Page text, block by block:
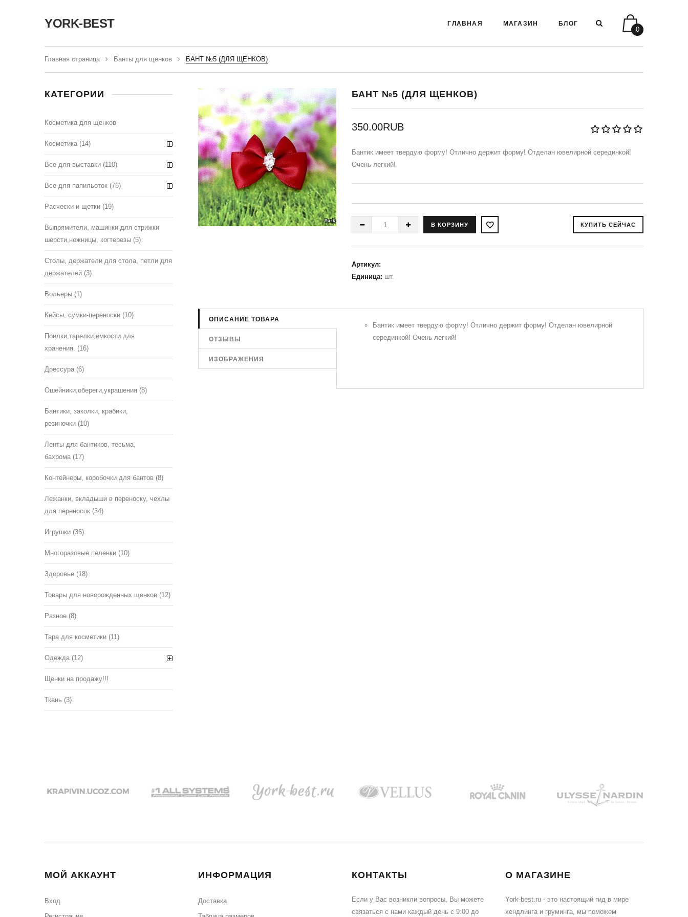
YORK-BEST 0
ГЛАВНАЯ МАГАЗИН БЛОГ
Главная страница Банты для щенков БАНТ №5 (ДЛЯ ЩЕНКОВ)
БАНТ №5 (ДЛЯ ЩЕНКОВ)
350.00RUB
Бантик имеет твердую форму! Отлично держит форму! Отделан ювелирной серединкой!
Очень легкий!
Артикул:
Единица: шт.
ОПИСАНИЕ ТОВАРА
ОТЗЫВЫ
ИЗОБРАЖЕНИЯ
Бантик имеет твердую форму! Отлично держит форму! Отделан ювелирной
серединкой! Очень легкий!
КАТЕГОРИИ
Косметика для щенков
Косметика (14)
Все для выставки (110)
Все для папильоток (76)
Расчески и щетки (19)
Выпрямители, машинки для стрижки
шерсти,ножницы, когтерезы (5)
Столы, держатели для стола, петли для
держателей (3)
Вольеры (1)
Кейсы, сумки-переноски (10)
Поилки,тарелки,ёмкости для
хранения. (16)
Дрессура (6)
Ошейники,обереги,украшения (8)
Бантики, заколки, крабики,
резиночки (10)
Ленты для бантиков, тесьма,
бахрома (17)
Контейнеры, коробочки для бантов (8)
Лежанки, вкладыши в переноску, чехлы
для переносок (34)
Игрушки (36)
Многоразовые пеленки (10)
Здоровье (18)
Товары для новорожденных щенков (12)
Разное (8)
Тара для косметики (11)
Одежда (12)
Щенки на продажу!!!
Ткань (3)
МОЙ АККАУНТ
Вход
ИНФОРМАЦИЯ
Доставка
КОНТАКТЫ
Если у Вас возникли вопросы, Вы можете
связаться с нами каждый день с 9:00 до
О МАГАЗИНЕ
York-best.ru - это настоящий гид в мире
хендлинга и груминга, мы поможем